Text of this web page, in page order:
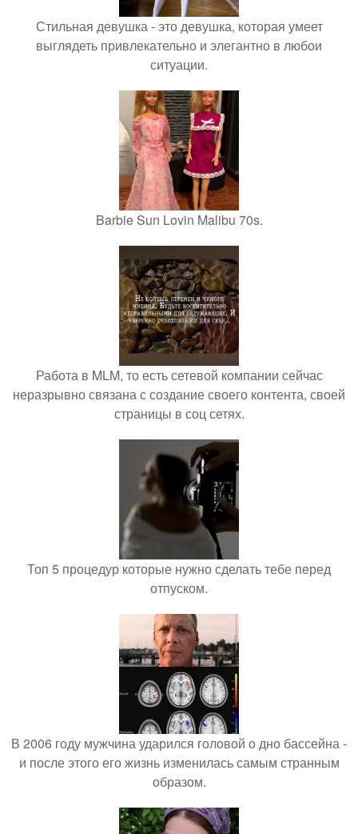
Стильная девушка - это девушка, которая умеет
выглядеть привлекательно и элегантно в любои
ситуации.
Barbie Sun Lovin Malibu 70s.
Работа в MLM, то есть сетевой компании сейчас
неразрывно связана с создание своего контента, своей
страницы в соц сетях.
Топ 5 процедур которые нужно сделать тебе перед
отпуском.
В 2006 году мужчина ударился головой о дно бассейна -
и после этого его жизнь изменилась самым странным
образом.